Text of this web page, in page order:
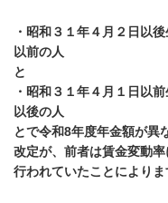
・昭和３１年４月２日以
以前の人
と
・昭和３１年４月１日以
以後の人
とで令和8年度年金額が異
改定が、前者は賃金変動
行われていたことによりま